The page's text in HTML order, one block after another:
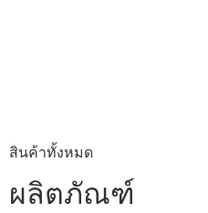
สินค้าทั้งหมด
ผลิตภัณฑ์